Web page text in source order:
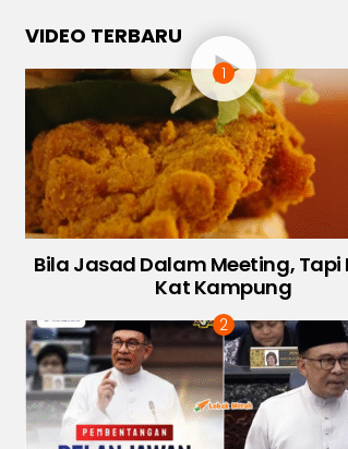
VIDEO TERBARU
Bila Jasad Dalam Meeting, Tapi
Kat Kampung